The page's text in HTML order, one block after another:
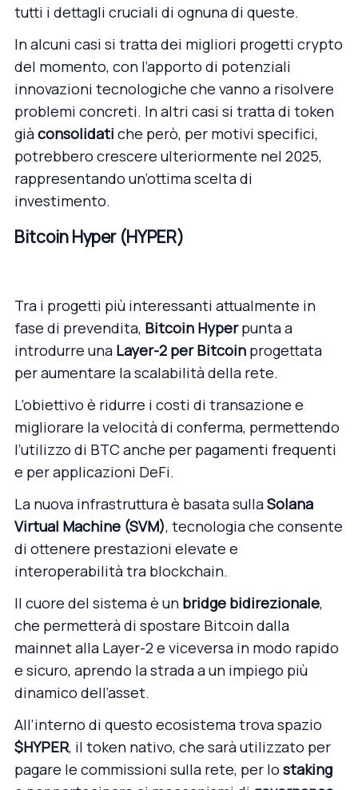
tutti i dettagli cruciali di ognuna di queste.
In alcuni casi si tratta dei migliori progetti crypto
del momento, con l’apporto di potenziali
innovazioni tecnologiche che vanno a risolvere
problemi concreti. In altri casi si tratta di token
giàconsolidati che però, per motivi specifici,
potrebbero crescere ulteriormente nel 2025,
rappresentando un’ottima scelta di
investimento.
Bitcoin Hyper (HYPER)
Tra i progetti più interessanti attualmente in
fase di prevendita, Bitcoin Hyperpunta a
introdurre una Layer-2 per Bitcoin progettata
per aumentare la scalabilità della rete.
L’obiettivo è ridurre i costi di transazione e
migliorare la velocità di conferma, permettendo
l’utilizzo di BTC anche per pagamenti frequenti
e per applicazioni DeFi.
La nuova infrastruttura è basata sullaSolana
Virtual Machine (SVM), tecnologia che consente
di ottenere prestazioni elevate e
interoperabilità tra blockchain.
Il cuore del sistema è un bridge bidirezionale,
che permetterà di spostare Bitcoin dalla
mainnet alla Layer-2 e viceversa in modo rapido
e sicuro, aprendo la strada a un impiego più
dinamico dell’asset.
All’interno di questo ecosistema trova spazio
$HYPER, il token nativo, che sarà utilizzato per
pagare le commissioni sulla rete, per lo staking